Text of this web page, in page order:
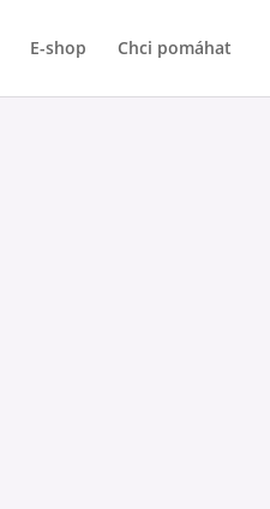
E-shop Chci pomáhat